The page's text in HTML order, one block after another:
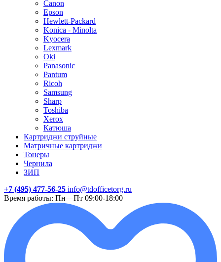
Canon
Epson
Hewlett-Packard
Konica - Minolta
Kyocera
Lexmark
Oki
Panasonic
Pantum
Ricoh
Samsung
Sharp
Toshiba
Xerox
Катюша
Картриджи струйные
Матричные картриджи
Тонеры
Чернила
ЗИП
+7 (495) 477-56-25 info@tdofficetorg.ru
Время работы: Пн—Пт 09:00-18:00